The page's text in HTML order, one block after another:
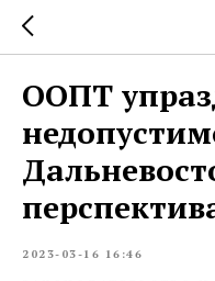
ООПТ
2023-03-16 16:46